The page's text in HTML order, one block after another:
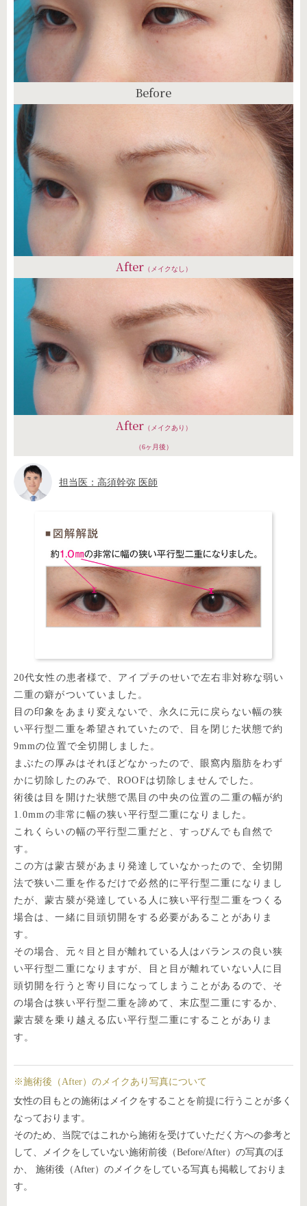
Before
After（メイクなし）
After（メイクあり）
（6ヶ月後）
担当医：高須幹弥 医師
20代女性の患者様で、アイプチのせいで左右非対称な弱い
二重の癖がついていました。
目の印象をあまり変えないで、永久に元に戻らない幅の狭
い平行型二重を希望されていたので、目を閉じた状態で約
9mmの位置で全切開しました。
まぶたの厚みはそれほどなかったので、眼窩内脂肪をわず
かに切除したのみで、ROOFは切除しませんでした。
術後は目を開けた状態で黒目の中央の位置の二重の幅が約
1.0mmの非常に幅の狭い平行型二重になりました。
これくらいの幅の平行型二重だと、すっぴんでも自然で
す。
この方は蒙古襞があまり発達していなかったので、全切開
法で狭い二重を作るだけで必然的に平行型二重になりまし
たが、蒙古襞が発達している人に狭い平行型二重をつくる
場合は、一緒に目頭切開をする必要があることがありま
す。
その場合、元々目と目が離れている人はバランスの良い狭
い平行型二重になりますが、目と目が離れていない人に目
頭切開を行うと寄り目になってしまうことがあるので、そ
の場合は狭い平行型二重を諦めて、末広型二重にするか、
蒙古襞を乗り越える広い平行型二重にすることがありま
す。
※施術後（After）のメイクあり写真について
女性の目もとの施術はメイクをすることを前提に行うことが多く
なっております。
そのため、当院ではこれから施術を受けていただく方への参考と
して、メイクをしていない施術前後（Before/After）の写真のほ
か、 施術後（After）のメイクをしている写真も掲載しておりま
す。